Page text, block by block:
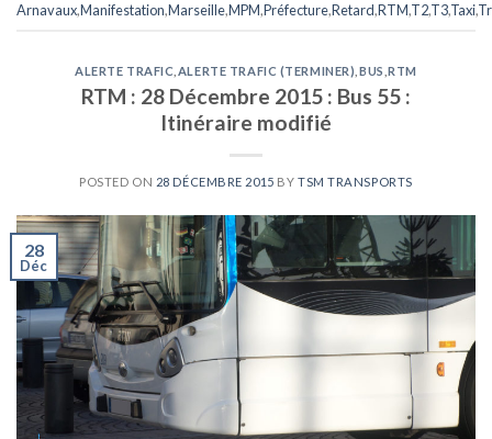
Arnavaux,Manifestation,Marseille,MPM,Préfecture,Retard,RTM,T2,T3,Taxi,
ALERTE TRAFIC ALERTE TRAFIC (TERMINER) BUS ,RTM
RTM : 28 Décembre 2015 : Bus 55 :
Itinéraire modifié
POSTED ON 28 DÉCEMBRE 2015 BY TSM TRANSPORTS
28
Déc